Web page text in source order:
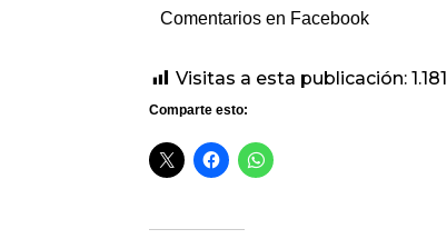
Comentarios en Facebook
Visitas a esta publicación: 1.181
Comparte esto: